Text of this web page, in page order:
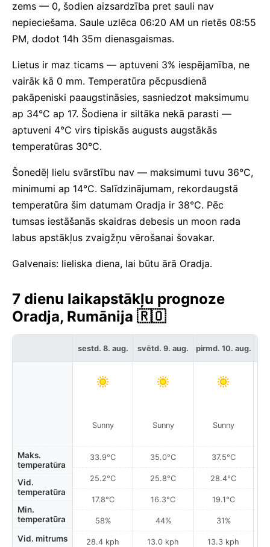
zems — 0, šodien aizsardzība pret sauli nav
nepieciešama. Saule uzlēca 06:20 AM un rietēs 08:55
PM, dodot 14h 35m dienasgaismas.
Lietus ir maz ticams — aptuveni 3% iespējamība, ne
vairāk kā 0 mm. Temperatūra pēcpusdienā
pakāpeniski paaugstināsies, sasniedzot maksimumu
ap 34°C ap 17. Šodiena ir siltāka nekā parasti —
aptuveni 4°C virs tipiskās augusts augstākās
temperatūras 30°C.
Šonedēļ lielu svārstību nav — maksimumi tuvu 36°C,
minimumi ap 14°C. Salīdzinājumam, rekordaugstā
temperatūra šim datumam Oradja ir 38°C. Pēc
tumsas iestāšanās skaidras debesis un moon rada
labus apstākļus zvaigžņu vērošanai šovakar.
Galvenais: lieliska diena, lai būtu ārā Oradja.
7 dienu laikapstākļu prognoze
Oradja, Rumānija 🇷🇴
Maks.
temperatūra
Vid.
temperatūra
Min.
temperatūra
Vid. mitrums
sestd. 8. aug.
Sunny
33.9°C
25.2°C
17.8°C
58%
28.4 kph
svētd. 9. aug.
Sunny
35.0°C
25.8°C
16.3°C
44%
13.0 kph
pirmd. 10. aug.
Sunny
37.5°C
28.4°C
19.1°C
31%
13.3 kph